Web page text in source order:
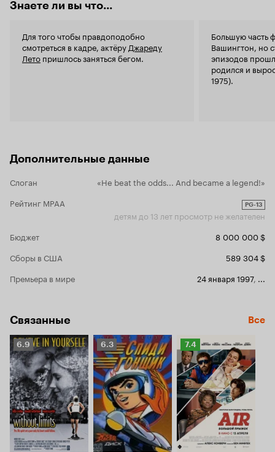
фильма. Я искала вдохновения, а получила
скучное
Знаете ли вы что...
Для того чтобы правдоподобно
смотреться в кадре, актёру Джареду
Лето пришлось заняться бегом.
Большую часть
Вашингтон, но
эпизодов
родился и
1975).
Дополнительные данные
Слоган
«He beat the odds... And became a legend!»
Рейтинг MPAA
PG-13
детям до 13 лет просмотр не желателен
Бюджет
8 000 000 $
Сборы в США
589 304 $
Премьера в мире
24 января 1997,
Связанные Все
Рейтинг
Кинопоиска
6.9
6.9
Рейтинг
Кинопоиска
6.3
6.3
Рейтинг
Кинопоиска
7.4
7.4